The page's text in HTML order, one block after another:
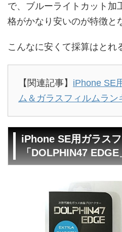
で、ブルーライトカット加
格がかなり安いのが特徴と
こんなに安くて採算はとれ
【関連記事】 iPhone SE
ム＆ガラスフィルムラン
iPhone SE用ガラス
「DOLPHIN47 EDGE